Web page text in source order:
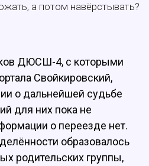
а потом навёрстывать?
ДЮСШ-4, с которыми
Свойкировский,
о дальнейшей судьбе
для них пока не
о переезде нет.
образовалось
родительских группы,